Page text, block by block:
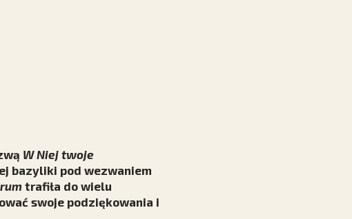
W Niej twoje
bazyliki pod wezwaniem
trafiła do wielu
swoje podziękowania i